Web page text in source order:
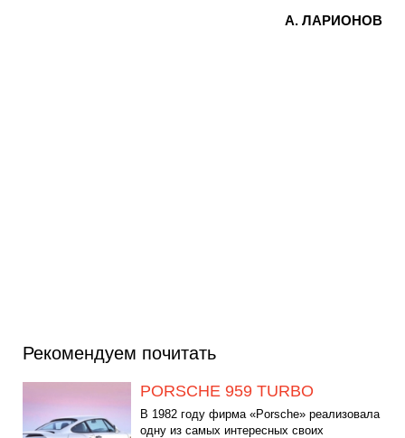
А. ЛАРИОНОВ
Рекомендуем почитать
PORSCHE 959 TURBO
В 1982 году фирма «Porsche» реализовала
одну из самых интересных своих